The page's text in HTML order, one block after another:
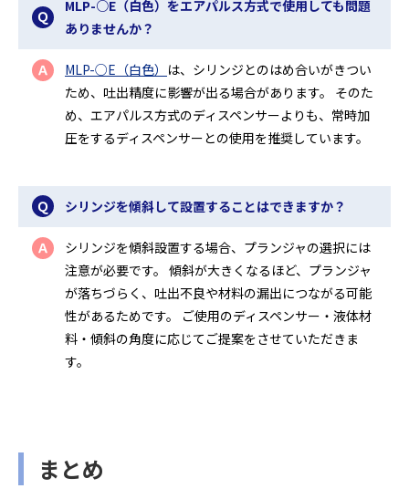
Ｑ
MLP-○E（白色）をエアパルス方式で使用しても問題
ありませんか？
Ａ MLP-○E（白色） は、シリンジとのはめ合いがきつい
ため、吐出精度に影響が出る場合があります。 そのた
め、エアパルス方式のディスペンサーよりも、常時加
圧をするディスペンサーとの使用を推奨しています。
Ｑ シリンジを傾斜して設置することはできますか？
Ａ
シリンジを傾斜設置する場合、プランジャの選択には
注意が必要です。 傾斜が大きくなるほど、プランジャ
が落ちづらく、吐出不良や材料の漏出につながる可能
性があるためです。 ご使用のディスペンサー・液体材
料・傾斜の角度に応じてご提案をさせていただきま
す。
まとめ